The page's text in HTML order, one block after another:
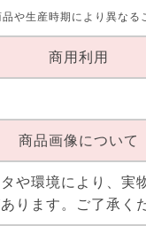
や生産時期により異なる
商用利用
商品画像について
や環境により、実
ります。ご了承く